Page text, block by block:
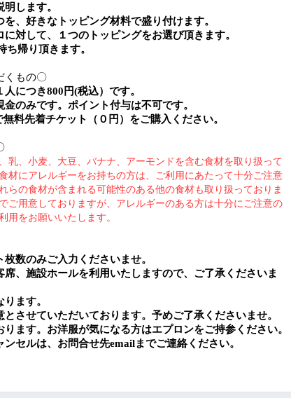
明します。
を、好きなトッピング材料で盛り付けます。
対して、１つのトッピングをお選び頂きます。
ち帰り頂きます。
くもの〇
人につき800 円(税込）です。
のみです。ポイント付与は不可です。
無料先着チケット（０円）をご購入ください。
乳、小麦、大豆、バナナ、アーモンドを含む食材を取り扱って
材にアレルギーをお持ちの方は、ご利用にあたって十分ご注意
らの食材が含まれる可能性のある他の食材も取り扱っておりま
ご用意しておりますが、アレルギーのある方は十分にご注意の
用をお願いいたします。
数のみご入力くださいませ。
席、施設ホールを利用いたしますので、ご了承くださいま
ます。
とさせていただいております。予めご了承くださいませ。
ます。お洋服が気になる方はエプロンをご持参ください。
ンセルは、お問合せ先emailまでご連絡ください。